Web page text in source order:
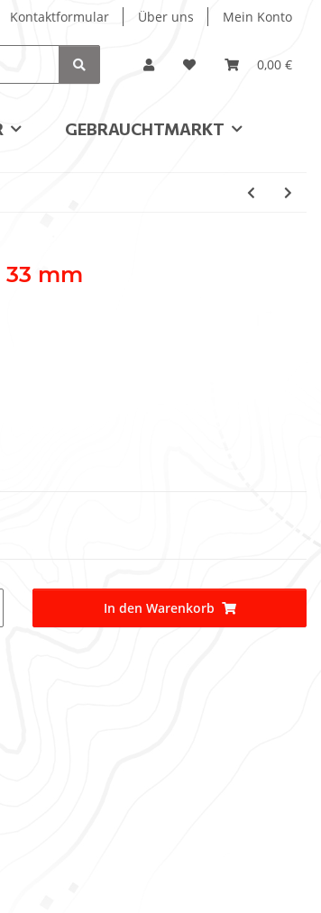
Kontaktformular Über uns Mein Konto
0,00 €
GEBRAUCHTMARKT
33 mm
In den Warenkorb